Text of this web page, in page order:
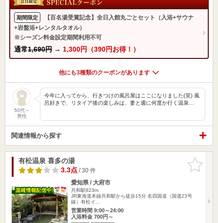
期間限定
【百名湯受賞記念】全日入館丸ごとセット（入浴+サウナ
+岩盤浴+レンタルタオル）
※シーズン料金設定期間利用不可
通常1,690円 → 1,300円（390円お得！）
他にも3種類のクーポンがあります
50代～
男性
今年に入ってから、行きつけの風呂屋はここになりました(笑) 風
呂好きで、リタイア後の楽しみは、妻と週に何度か行く温泉…
関連情報から探す
お気に入
りに追加
有松温泉 喜多の湯
3.3点/ 30 件
愛知県 / 大府市
共和駅823m
JR東海道本線共和駅から徒歩15分 名四国道（国道23号
線）有松イ…
営業時間 9:00～24:00
入浴料金 700円～